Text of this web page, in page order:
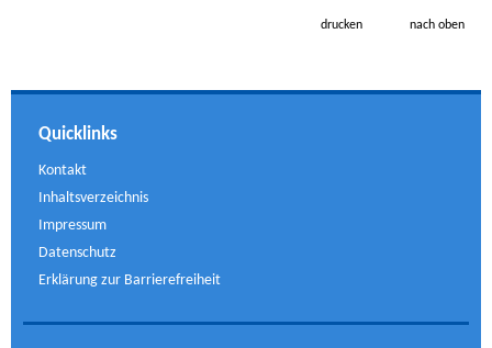
drucken nach oben
Quicklinks
Kontakt
Inhaltsverzeichnis
Impressum
Datenschutz
Erklärung zur Barrierefreiheit